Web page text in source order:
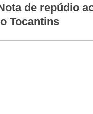
de repúdio
Tocantins